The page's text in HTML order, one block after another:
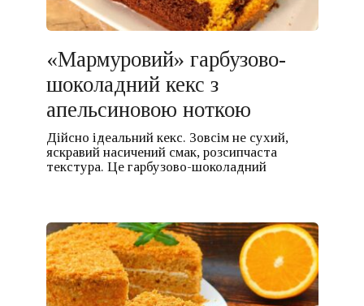
«Мармуровий» гарбузово-
шоколадний кекс з
апельсиновою ноткою
Дійсно ідеальний кекс. Зовсім не сухий,
яскравий насичений смак, розсипчаста
текстура. Це гарбузово-шоколадний